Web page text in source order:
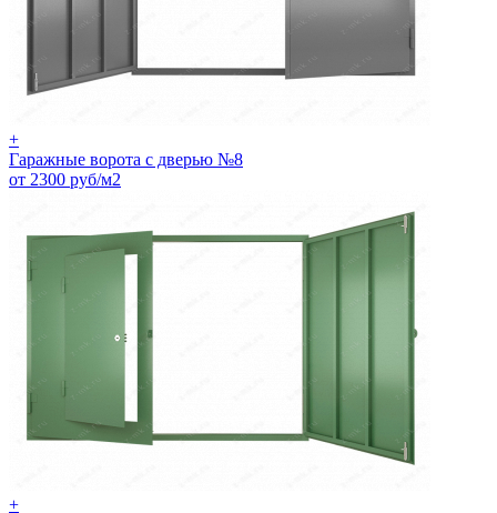
+
Гаражные ворота с дверью №8
от 2300 руб/м2
+